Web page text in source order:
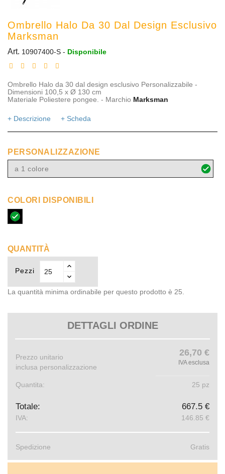
Ombrello Halo Da 30 Dal Design Esclusivo
Marksman
Art. 10907400-S - Disponibile
Ombrello Halo da 30 dal design esclusivo Personalizzabile -
Dimensioni 100,5 x Ø 130 cm
Materiale Poliestere pongee. - Marchio Marksman
+ Descrizione + Scheda
PERSONALIZZAZIONE
a 1 colore
COLORI DISPONIBILI
nero
QUANTITÀ
Pezzi
La quantità minima ordinabile per questo prodotto è 25.
DETTAGLI ORDINE
Prezzo unitario
inclusa personalizzazione
26,70 €
IVA esclusa
Quantita: 25 pz
Totale: 667.5 €
IVA: 146.85 €
Spedizione Gratis